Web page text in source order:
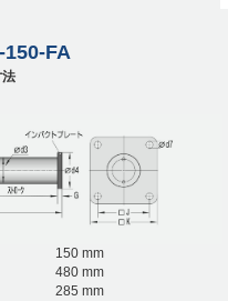
FA
150 mm
480 mm
285 mm